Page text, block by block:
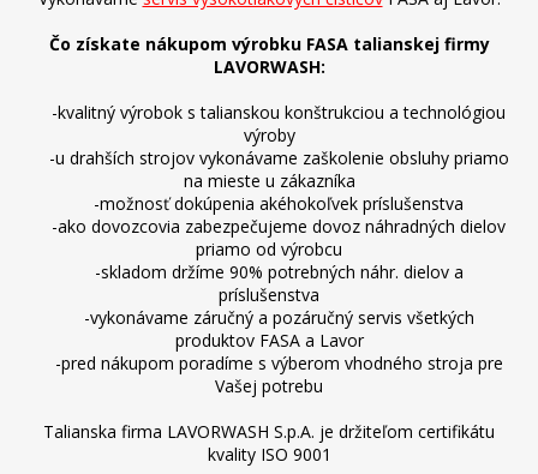
Čo získate nákupom výrobku FASA talianskej firmy
LAVORWASH:
-kvalitný výrobok s talianskou konštrukciou a technológiou
výroby
-u drahších strojov vykonávame zaškolenie obsluhy priamo
na mieste u zákazníka
-možnosť dokúpenia akéhokoľvek príslušenstva
-ako dovozcovia zabezpečujeme dovoz náhradných dielov
priamo od výrobcu
-skladom držíme 90% potrebných náhr. dielov a
príslušenstva
-vykonávame záručný a pozáručný servis všetkých
produktov FASA a Lavor
-pred nákupom poradíme s výberom vhodného stroja pre
Vašej potrebu
Talianska firma LAVORWASH S.p.A. je držiteľom certifikátu
kvality ISO 9001